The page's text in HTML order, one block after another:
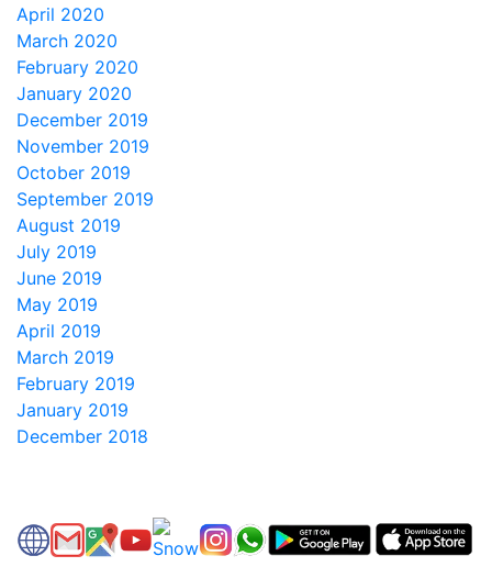
April 2020
March 2020
February 2020
January 2020
December 2019
November 2019
October 2019
September 2019
August 2019
July 2019
June 2019
May 2019
April 2019
March 2019
February 2019
January 2019
December 2018